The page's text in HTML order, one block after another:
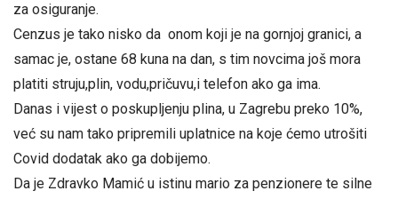
za osiguranje.
Cenzus je tako nisko da onom koji je na gornjoj granici, a
samac je, ostane 68 kuna na dan, s tim novcima još mora
platiti struju,plin, vodu,pričuvu,i telefon ako ga ima.
Danas i vijest o poskupljenju plina, u Zagrebu preko 10%,
već su nam tako pripremili uplatnice na koje ćemo utrošiti
Covid dodatak ako ga dobijemo.
Da je Zdravko Mamić u istinu mario za penzionere te silne